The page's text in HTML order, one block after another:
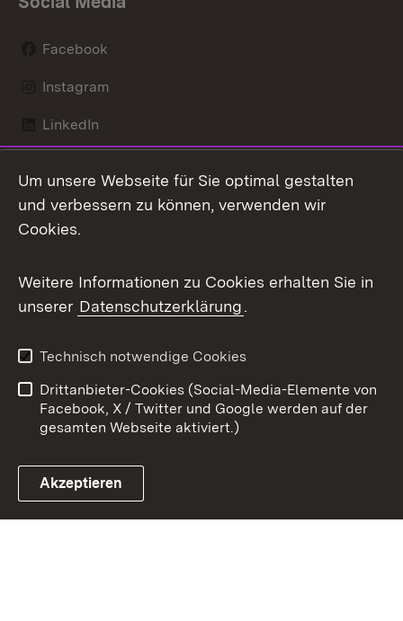
Facebook
Instagram
LinkedIn
X / Twitter
Youtube
Link zum Landesportal
Kontakt
Datenschutz
Barrierefreiheit
Impressum
Cookies
Um unsere Webseite für Sie optimal gestalten
und verbessern zu können, verwenden wir
Cookies.
Weitere Informationen zu Cookies erhalten Sie in
unserer Datenschutzerklärung.
Technisch notwendige Cookies
Drittanbieter-Cookies (Social-Media-Elemente von
Facebook, X / Twitter und Google werden auf der
gesamten Webseite aktiviert.)
Akzeptieren